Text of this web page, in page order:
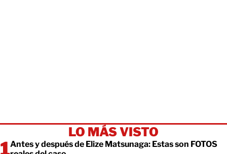
LO MÁS VISTO
Antes y después de Elize Matsunaga: Estas son FOTOS